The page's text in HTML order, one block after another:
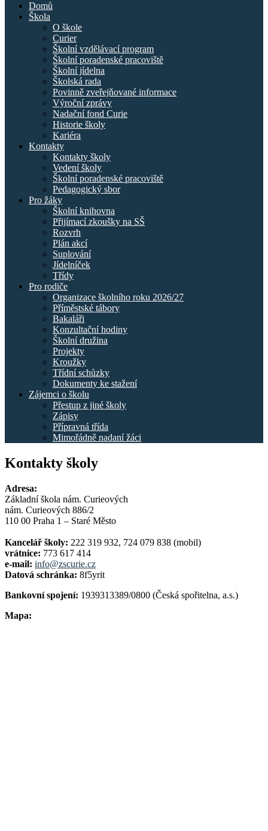
Domů
Škola
O škole
Curier
Školní vzdělávací program
Školní poradenské pracoviště
Školní jídelna
Školská rada
Povinně zveřejňované informace
Výroční zprávy
Nadační fond Curie
Historie školy
Kariéra
Kontakty
Kontakty školy
Vedení školy
Školní poradenské pracoviště
Pedagogický sbor
Pro žáky
Školní knihovna
Přijímací zkoušky na SŠ
Rozvrh
Plán akcí
Suplování
Jídelníček
Třídy
Pro rodiče
Organizace školního roku 2026/27
Příměstské tábory
Bakaláři
Konzultační hodiny
Školní družina
Projekty
Kroužky
Třídní schůzky
Dokumenty ke stažení
Zájemci o školu
Přestup z jiné školy
Zápisy
Přípravná třída
Mimořádně nadaní žáci
Kontakty školy
Adresa:
Základní škola nám. Curieových
nám. Curieových 886/2
110 00 Praha 1 – Staré Město
Kancelář školy: 222 319 932, 724 079 838 (mobil)
vrátnice: 773 617 414
e-mail: info@zscurie.cz
Datová schránka: 8f5yrit
Bankovní spojení: 1939313389/0800 (Česká spořitelna, a.s.)
Mapa: